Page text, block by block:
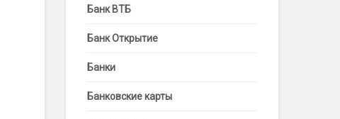
Банк ВТБ
Банк Открытие
Банки
Банковские карты